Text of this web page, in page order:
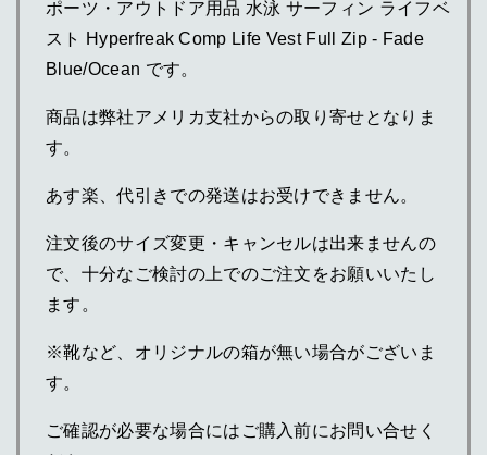
ポーツ・アウトドア用品 水泳 サーフィン ライフベ
スト Hyperfreak Comp Life Vest Full Zip - Fade
Blue/Ocean です。
商品は弊社アメリカ支社からの取り寄せとなりま
す。
あす楽、代引きでの発送はお受けできません。
注文後のサイズ変更・キャンセルは出来ませんの
で、十分なご検討の上でのご注文をお願いいたし
ます。
※靴など、オリジナルの箱が無い場合がございま
す。
ご確認が必要な場合にはご購入前にお問い合せく